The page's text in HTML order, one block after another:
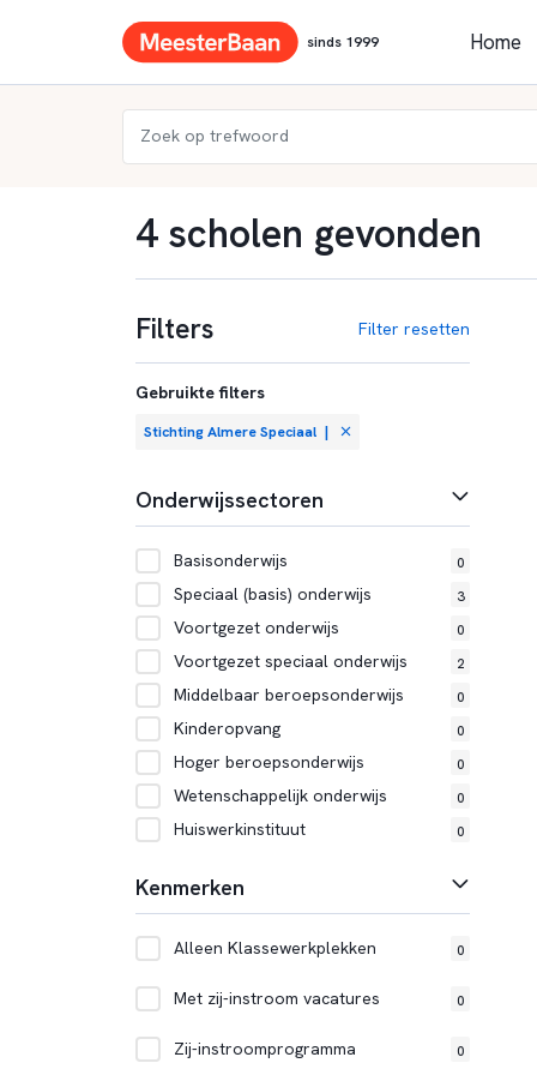
sinds 1999 Home
4 scholen gevonden
Filters Filter resetten
Gebruikte filters
Stichting Almere Speciaal |
Onderwijssectoren
Basisonderwijs 0
Speciaal (basis) onderwijs 3
Voortgezet onderwijs 0
Voortgezet speciaal onderwijs 2
Middelbaar beroepsonderwijs 0
Kinderopvang 0
Hoger beroepsonderwijs 0
Wetenschappelijk onderwijs 0
Huiswerkinstituut 0
Kenmerken
Alleen Klassewerkplekken 0
Met zij-instroom vacatures 0
Zij-instroomprogramma 0